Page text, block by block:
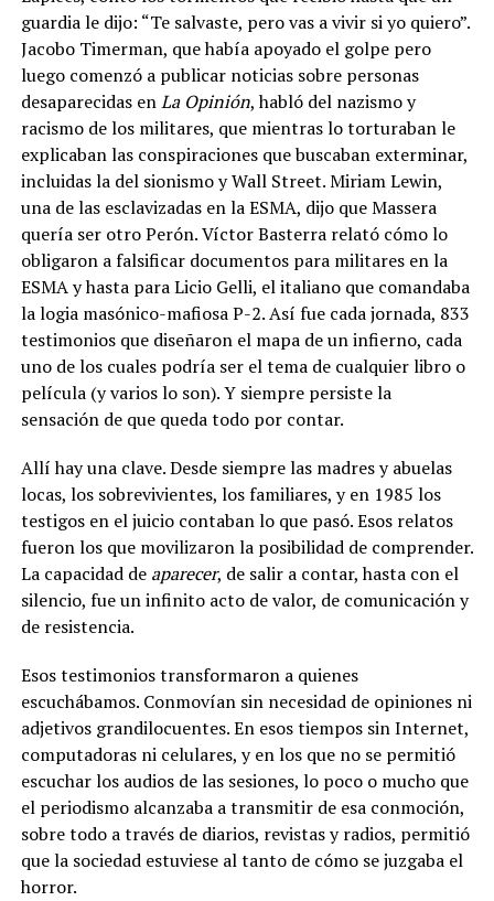
guardia le dijo: “Te salvaste, pero vas a vivir si yo quiero”.
Jacobo Timerman, que había apoyado el golpe pero
luego comenzó a publicar noticias sobre personas
desaparecidas enLa Opinión, habló del nazismo y
racismo de los militares, que mientras lo torturaban le
explicaban las conspiraciones que buscaban exterminar,
incluidas la del sionismo y Wall Street. Miriam Lewin,
una de las esclavizadas en la ESMA, dijo que Massera
quería ser otro Perón. Víctor Basterra relató cómo lo
obligaron a falsificar documentos para militares en la
ESMA y hasta para Licio Gelli, el italiano que comandaba
la logia masónico-mafiosa P-2. Así fue cada jornada, 833
testimonios que diseñaron el mapa de un infierno, cada
uno de los cuales podría ser el tema de cualquier libro o
película (y varios lo son). Y siempre persiste la
sensación de que queda todo por contar.
Allí hay una clave. Desde siempre las madres y abuelas
locas, los sobrevivientes, los familiares, y en 1985 los
testigos en el juicio contaban lo que pasó. Esos relatos
fueron los que movilizaron la posibilidad de comprender.
La capacidad de aparecer, de salir a contar, hasta con el
silencio, fue un infinito acto de valor, de comunicación y
de resistencia.
Esos testimonios transformaron a quienes
escuchábamos. Conmovían sin necesidad de opiniones ni
adjetivos grandilocuentes. En esos tiempos sin Internet,
computadoras ni celulares, y en los que no se permitió
escuchar los audios de las sesiones, lo poco o mucho que
el periodismo alcanzaba a transmitir de esa conmoción,
sobre todo a través de diarios, revistas y radios, permitió
que la sociedad estuviese al tanto de cómo se juzgaba el
horror.